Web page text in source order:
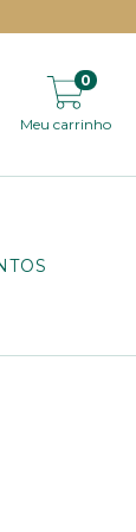
Meu carrinho
0